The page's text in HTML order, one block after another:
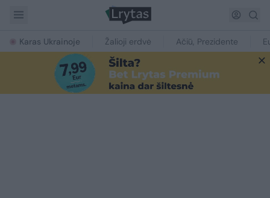
Karas Ukrainoje Žalioji erdvė Ačiū, Prezidente